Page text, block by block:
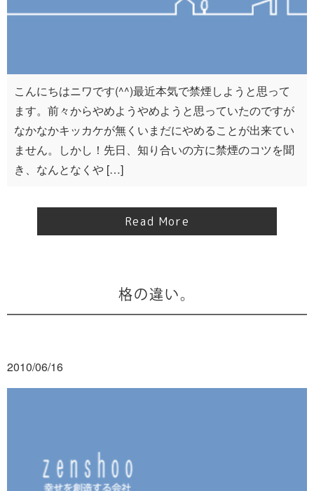
こんにちはニワです(^^)最近本気で禁煙しようと思って
ます。前々からやめようやめようと思っていたのですが
なかなかキッカケが無くいまだにやめることが出来てい
ません。しかし！先日、知り合いの方に禁煙のコツを聞
き、なんとなくや […]
Read More
格の違い。
2010/06/16